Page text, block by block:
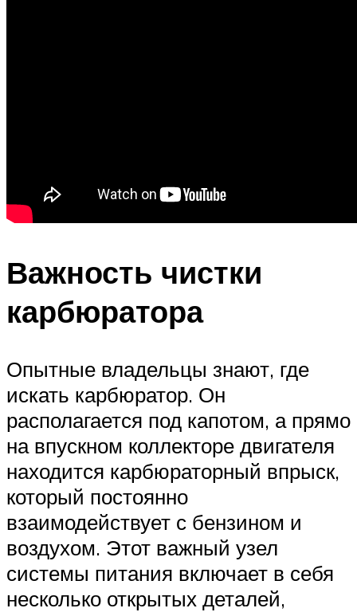
Важность чистки
карбюратора
Опытные владельцы знают, где
искать карбюратор. Он
располагается под капотом, а прямо
на впускном коллекторе двигателя
находится карбюраторный впрыск,
который постоянно
взаимодействует с бензином и
воздухом. Этот важный узел
системы питания включает в себя
несколько открытых деталей,